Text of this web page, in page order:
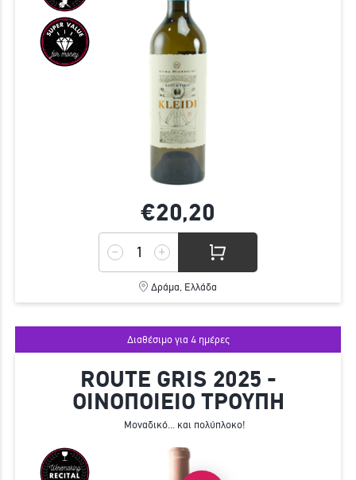
€20,20
Δράμα, Ελλάδα
Διαθέσιμο για 4 ημέρες
ROUTE GRIS 2025 -
ΟΙΝΟΠΟΙΕΙΟ ΤΡΟΥΠΗ
Μοναδικό... και πολύπλοκο!